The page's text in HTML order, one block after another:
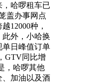
哈啰租车已
盖办事网点
12000种，
外，小哈换
单日峰值订单
GTV同比增
，哈啰其他
、加油以及酒